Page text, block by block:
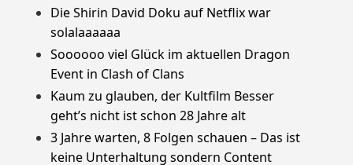
Die Shirin David Doku auf Netflix war
solalaaaaaa
Soooooo viel Glück im aktuellen Dragon
Event in Clash of Clans
Kaum zu glauben, der Kultfilm Besser
geht’s nicht ist schon 28 Jahre alt
3 Jahre warten, 8 Folgen schauen – Das ist
keine Unterhaltung sondern Content